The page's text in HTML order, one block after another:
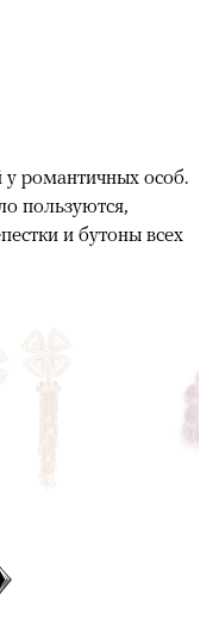
романтичных особ.
пользуются,
и бутоны всех